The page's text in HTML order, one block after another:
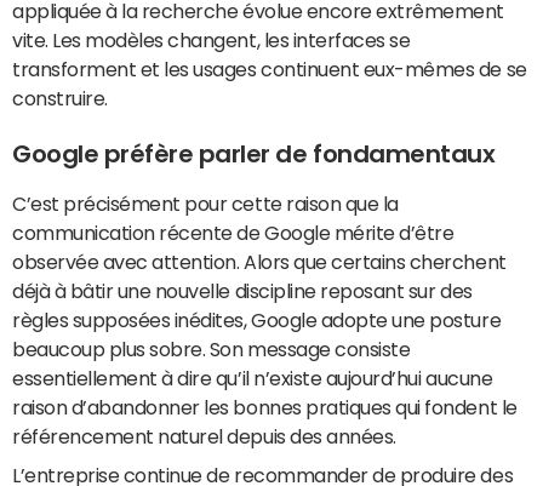
appliquée à la recherche évolue encore extrêmement
vite. Les modèles changent, les interfaces se
transforment et les usages continuent eux-mêmes de se
construire.
Google préfère parler de fondamentaux
C’est précisément pour cette raison que la
communication récente de Google mérite d’être
observée avec attention. Alors que certains cherchent
déjà à bâtir une nouvelle discipline reposant sur des
règles supposées inédites, Google adopte une posture
beaucoup plus sobre. Son message consiste
essentiellement à dire qu’il n’existe aujourd’hui aucune
raison d’abandonner les bonnes pratiques qui fondent le
référencement naturel depuis des années.
L’entreprise continue de recommander de produire des